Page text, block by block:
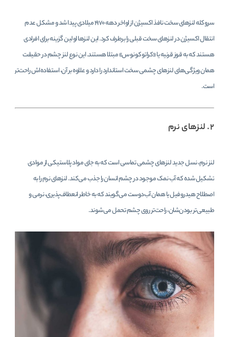
سروکله لنزهای سخت نافذ اکسیژن از اواخر دهه ۱۹۷۰ میلادی پیدا شد و مشکل عدم
انتقال اکسیژن در لنزهای سخت قبلی را برطرف کرد. این لنزها اولین گزینه برای افرادی
هستند که به قوز قرنیه یا «کراتوکونوس» مبتلا هستند. این نوع لنز چشم در حقیقت
همان ویژگی‌های لنزهای چشمی سخت استاندارد را دارد و علاوه بر آن، استفاده‌اش راحت‌تر
است.
۲. لنزهای نرم
لنز نرم، نسل جدید لنزهای چشمی تماسی است که به‌ جای مواد پلاستیکی از موادی
تشکیل شده که آب نمک موجود در چشم انسان را جذب می‌کند. لنزهای نرم را به
اصطلاح هیدروفیل یا همان آب‌دوست می‌گویند که به‌ خاطر انعطاف‌پذیری، نرمی و
طبیعی‌تر بودن‌شان، راحت‌تر روی چشم تحمل می‌شوند.